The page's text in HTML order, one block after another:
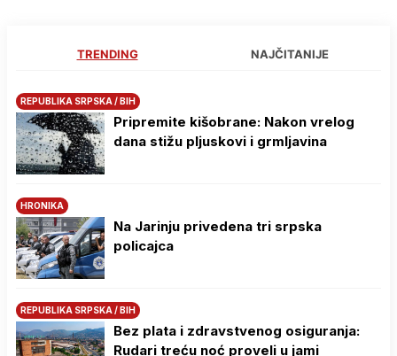
TRENDING NAJČITANIJE
REPUBLIKA SRPSKA / BIH
Pripremite kišobrane: Nakon vrelog
dana stižu pljuskovi i grmljavina
HRONIKA
Na Јarinju privedena tri srpska
policajca
REPUBLIKA SRPSKA / BIH
Bez plata i zdravstvenog osiguranja:
Rudari treću noć proveli u jami